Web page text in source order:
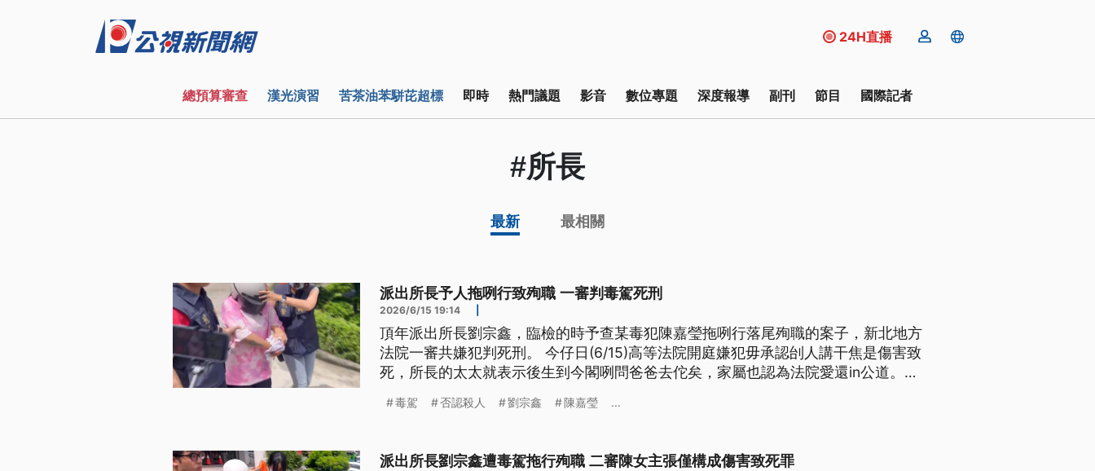
24H直播
總預算審查 漢光演習 苦茶油苯駢芘超標 即時 熱門議題 影音 數位專題 深度報導 副刊 節目 國際記者
#所長
最新 最相關
派出所長予人拖咧行致殉職 一審判毒駕死刑
2026/6/15 19:14
頂年派出所長劉宗鑫，臨檢的時予查某毒犯陳嘉瑩拖咧行落尾殉職的案子，新北地方
法院一審共嫌犯判死刑。 今仔日(6/15)高等法院開庭嫌犯毋承認刣人講干焦是傷害致
死，所長的太太就表示後生到今閣咧問爸爸去佗矣，家屬也認為法院愛還in公道。
毒駕 否認殺人 劉宗鑫 陳嘉瑩 ...
派出所長劉宗鑫遭毒駕拖行殉職 二審陳女主張僅構成傷害致死罪